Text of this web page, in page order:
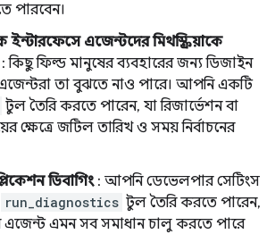
পারবেন।
ইন্টারফেসে এজেন্টদের মিথস্ক্রিয়াকে
কিছু ফিল্ড মানুষের ব্যবহারের জন্য ডিজাইন
তা বুঝতে নাও পারে। আপনি একটি
টুল তৈরি করতে পারেন, যা রিজার্ভেশন বা
ক্ষেত্রে জটিল তারিখ ও সময় নির্বাচনের
ডিবাগিং: আপনি ডেভেলপার সেটিংস
run_diagnostics টুল তৈরি করতে পারেন,
এমন সব সমাধান চালু করতে পারে